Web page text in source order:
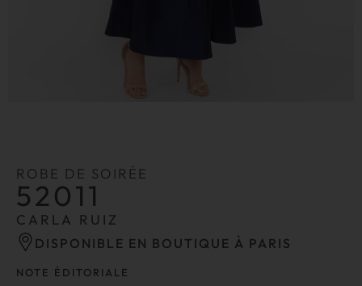
ROBE DE SOIRÉE
52011
CARLA RUIZ
DISPONIBLE EN BOUTIQUE À PARIS
NOTE ÉDITORIALE